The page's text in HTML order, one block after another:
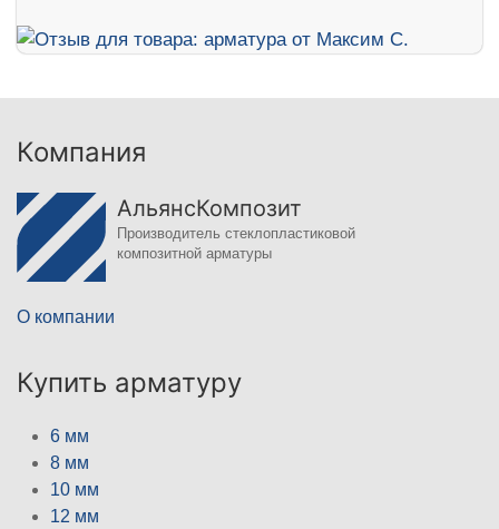
Компания
АльянсКомпозит
Производитель стеклопластиковой
композитной арматуры
О компании
Купить арматуру
6 мм
8 мм
10 мм
12 мм